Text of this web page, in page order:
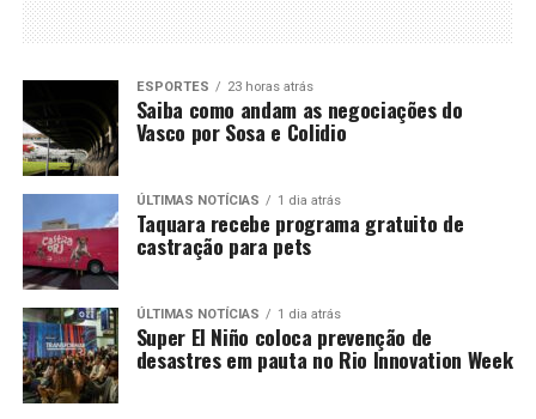
ESPORTES 23 horas atrás
Saiba como andam as negociações do
Vasco por Sosa e Colidio
ÚLTIMAS NOTÍCIAS 1 dia atrás
Taquara recebe programa gratuito de
castração para pets
ÚLTIMAS NOTÍCIAS 1 dia atrás
Super El Niño coloca prevenção de
desastres em pauta no Rio Innovation Week